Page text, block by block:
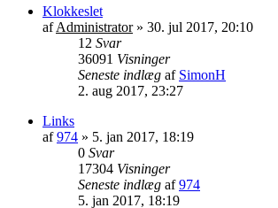
Klokkeslet
afAdministrator» 30. jul 2017, 20:10
12 Svar
36091 Visninger
Seneste indlæg af SimonH
2. aug 2017, 23:27
Links
af974 » 5. jan 2017, 18:19
0 Svar
17304 Visninger
Seneste indlæg af974
5. jan 2017, 18:19